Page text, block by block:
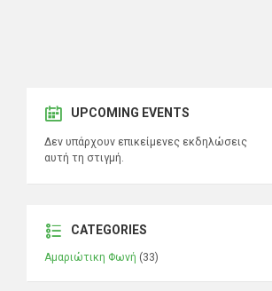
UPCOMING EVENTS
Δεν υπάρχουν επικείμενες εκδηλώσεις
αυτή τη στιγμή.
CATEGORIES
Αμαριώτικη Φωνή (33)